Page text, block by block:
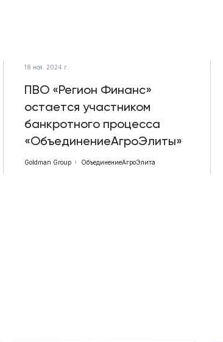
18 ноя. 2024 г.
ПВО «Регион Финанс»
остается участником
банкротного процесса
«ОбъединениеАгроЭлиты»
Goldman Group ОбъединениеАгроЭлита